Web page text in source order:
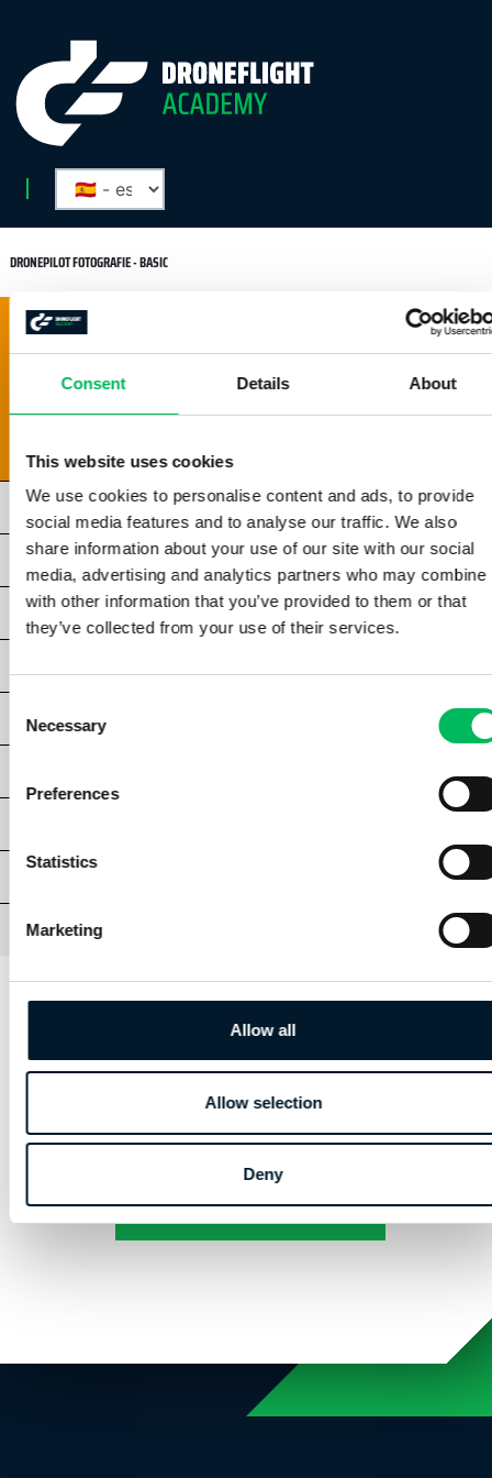
Consent Details About
This website uses cookies
We use cookies to personalise content and ads, to provide
social media features and to analyse our traffic. We also
share information about your use of our site with our social
media, advertising and analytics partners who may combine
with other information that you’ve provided to them or that
they’ve collected from your use of their services.
Selection
Necessary
Preferences
Statistics
Marketing
Allow all
Allow selection
Deny
DRONEPILOT FOTOGRAFIE - BASIC
HOOFDSTUK 1 | DE BASISPRINCIPES
1.1 | DE GESCHIEDENIS VAN LUCHTFOTOGRAFIE
1.2 | METHODES VAN LUCHTFOTOGRAFIE
1.3 | LUCHTFOTOGRAFIE DOELEINDEN
HOOFDSTUK 2 | REGELS EN VEILIGHEID
HOOFDSTUK 3 | DRONES & CAMERA'S
HOOFDSTUK 4 | BASISKENNIS DIGITALE CAMERA
HOOFDSTUK 6 | LICHTOMSTANDIGHEDEN
AFSLUITING
HOOFDSTUK 1 | DE BASISPRINCIPES
leyendo